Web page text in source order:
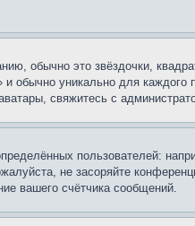
обычно это звёздочки,
обычно уникально для
свяжитесь с
пользователей:
не засоряйте
вашего счётчика сообщений.